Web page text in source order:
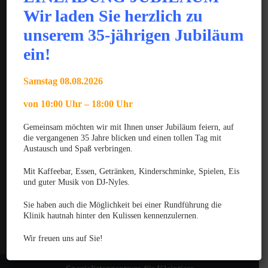
JUNI 2025
Gratulation zum GPCert Emergency Medicine &
Surgery
Gratulation zum Fachtierarzt für Chirurgie der
Gratulation zum VTCert Emergency and Critical
Care
Datenschutzerklärung
Haftungsausschluss
Wir laden Sie herzlich zu
unserem 35-jährigen Jubiläum
ein!
Samstag 08.08.2026
von 10:00 Uhr – 18:00 Uhr
Gemeinsam möchten wir mit Ihnen unser Jubiläum feiern, auf
die vergangenen 35 Jahre blicken und einen tollen Tag mit
Austausch und Spaß verbringen.
Mit Kaffeebar, Essen, Getränken, Kinderschminke, Spielen, Eis
und guter Musik von DJ-Nyles.
Sie haben auch die Möglichkeit bei einer Rundführung die
Klinik hautnah hinter den Kulissen kennenzulernen.
Wir freuen uns auf Sie!